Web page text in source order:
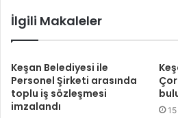
İlgili Makaleler
Keşan Belediyesi ile
Personel Şirketi arasında
toplu iş sözleşmesi
imzalandı